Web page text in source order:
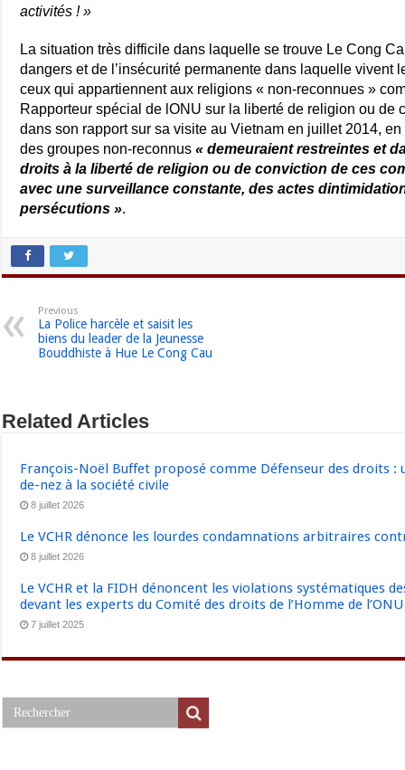
activités ! »
La situation très difficile dans laquelle se trouve Le Cong
dangers et de l’insécurité permanente dans laquelle vivent
ceux qui appartiennent aux religions « non-reconnues »
Rapporteur spécial de lONU sur la liberté de religion ou de
dans son rapport sur sa visite au Vietnam en juillet 2014,
des groupes non-reconnus« demeuraient restreintes et
droits à la liberté de religion ou de conviction de ces
avec une surveillance constante, des actes
persécutions ».
Previous
La Police harcèle et saisit les
biens du leader de la Jeunesse
Bouddhiste à Hue Le Cong Cau
Related Articles
François-Noël Buffet proposé comme Défenseur des droits
de-nez à la société civile
8 juillet 2026
Le VCHR dénonce les lourdes condamnations arbitraires
8 juillet 2026
Le VCHR et la FIDH dénoncent les violations systématiques
devant les experts du Comité des droits de l’Homme de l’ONU
7 juillet 2025